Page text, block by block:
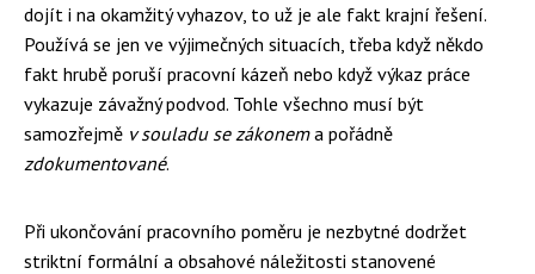
dojít i na okamžitý vyhazov, to už je ale fakt krajní řešení.
Používá se jen ve výjimečných situacích, třeba když někdo
fakt hrubě poruší pracovní kázeň nebo když výkaz práce
vykazuje závažný podvod. Tohle všechno musí být
samozřejmě v souladu se zákonema pořádně
zdokumentované.
Při ukončování pracovního poměru je nezbytné dodržet
striktní formální a obsahové náležitosti stanovené